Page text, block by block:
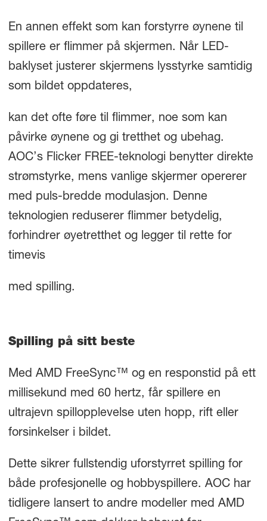
En annen effekt som kan forstyrre øynene til
spillere er flimmer på skjermen. Når LED-
baklyset justerer skjermens lysstyrke samtidig
som bildet oppdateres,
kan det ofte føre til flimmer, noe som kan
påvirke øynene og gi tretthet og ubehag.
AOC’s Flicker FREE-teknologi benytter direkte
strømstyrke, mens vanlige skjermer opererer
med puls-bredde modulasjon. Denne
teknologien reduserer flimmer betydelig,
forhindrer øyetretthet og legger til rette for
timevis
med spilling.
Spilling på sitt beste
Med AMD FreeSync™ og en responstid på ett
millisekund med 60 hertz, får spillere en
ultrajevn spillopplevelse uten hopp, rift eller
forsinkelser i bildet.
Dette sikrer fullstendig uforstyrret spilling for
både profesjonelle og hobbyspillere. AOC har
tidligere lansert to andre modeller med AMD